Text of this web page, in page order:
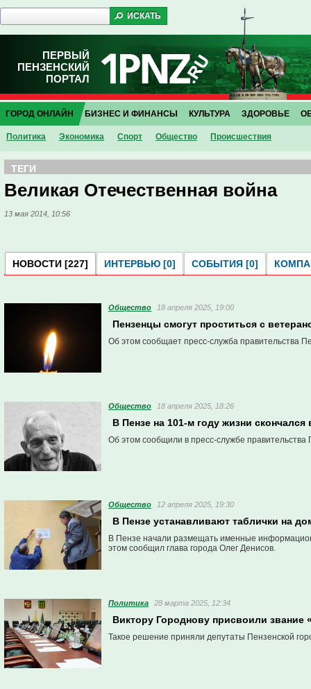
ПЕРВЫЙ
ПЕНЗЕНСКИЙ
ПОРТАЛ
ГОРОД ОНЛАЙН
Политика Экономика Спорт Общество Проиcшествия
БИЗНЕС И ФИНАНСЫ КУЛЬТУРА ЗДОРОВЬЕ
ТЕГИ
Великая Отечественная война
13 мая 2014, 10:56
НОВОСТИ [227] ИНТЕРВЬЮ [0] СОБЫТИЯ [0]
Общество 18 апреля 2025, 19:00
Пензенцы смогут проститься с
Об этом сообщает пресс-служба правительства
Общество 18 апреля 2025, 18:26
В Пензе на 101-м году жизни
Об этом сообщили в пресс-службе правительства
Общество 12 апреля 2025, 19:30
В Пензе устанавливают таблички на
В Пензе начали размещать именные
этом сообщил глава города Олег Денисов.
Политика 28 марта 2025, 12:34
Виктору Городнову присвоили звание
Такое решение приняли депутаты Пензенской